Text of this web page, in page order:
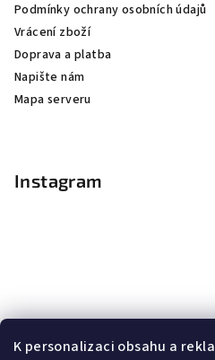
K personalizaci obsahu a
Podmínky ochrany osobních údajů
Vrácení zboží
Doprava a platba
Napište nám
Mapa serveru
Instagram